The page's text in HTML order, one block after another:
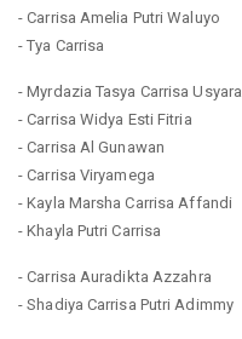
- Carrisa Amelia Putri Waluyo
- Tya Carrisa
- Myrdazia Tasya Carrisa Usyara
- Carrisa Widya Esti Fitria
- Carrisa Al Gunawan
- Carrisa Viryamega
- Kayla Marsha Carrisa Affandi
- Khayla Putri Carrisa
- Carrisa Auradikta Azzahra
- Shadiya Carrisa Putri Adimmy